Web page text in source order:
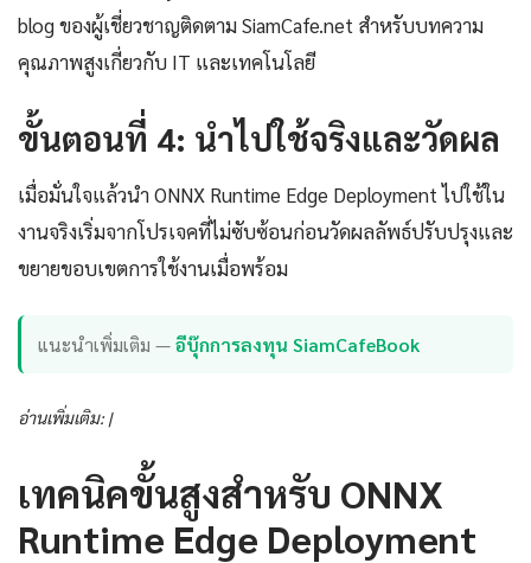
blog ของผู้เชี่ยวชาญติดตาม SiamCafe.net สำหรับบทความ
คุณภาพสูงเกี่ยวกับ IT และเทคโนโลยี
ขั้นตอนที่ 4: นำไปใช้จริงและวัดผล
เมื่อมั่นใจแล้วนำ ONNX Runtime Edge Deployment ไปใช้ใน
งานจริงเริ่มจากโปรเจคที่ไม่ซับซ้อนก่อนวัดผลลัพธ์ปรับปรุงและ
ขยายขอบเขตการใช้งานเมื่อพร้อม
แนะนำเพิ่มเติม —อีบุ๊กการลงทุน SiamCafeBook
อ่านเพิ่มเติม: |
เทคนิคขั้นสูงสำหรับ ONNX
Runtime Edge Deployment